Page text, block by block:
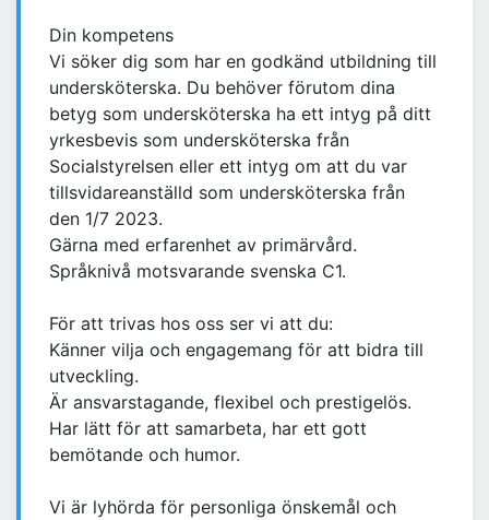
Din kompetens
Vi söker dig som har en godkänd utbildning till
undersköterska. Du behöver förutom dina
betyg som undersköterska ha ett intyg på ditt
yrkesbevis som undersköterska från
Socialstyrelsen eller ett intyg om att du var
tillsvidareanställd som undersköterska från
den 1/7 2023.
Gärna med erfarenhet av primärvård.
Språknivå motsvarande svenska C1.
För att trivas hos oss ser vi att du:
Känner vilja och engagemang för att bidra till
utveckling.
Är ansvarstagande, flexibel och prestigelös.
Har lätt för att samarbeta, har ett gott
bemötande och humor.
Vi är lyhörda för personliga önskemål och